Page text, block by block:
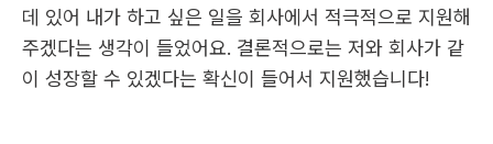
데 있어 내가 하고 싶은 일을 회사에서 적극적으로 지원해
주겠다는 생각이 들었어요. 결론적으로는 저와 회사가 같
이 성장할 수 있겠다는 확신이 들어서 지원했습니다!